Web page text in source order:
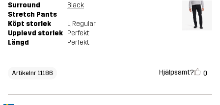
Surround
Stretch Pants
Black
Köpt storlek L, Regular
Upplevd storlek Perfekt
Längd
Perfekt
Artikelnr 11186 Hjälpsamt? 0